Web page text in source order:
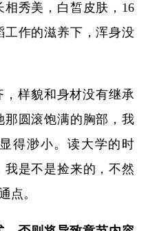
秀美，白皙皮肤，16
工作的滋养下，浑身没
样貌和身材没有继承
圆滚饱满的胸部，我
得渺小。读大学的时
是不是捡来的，不然
点。